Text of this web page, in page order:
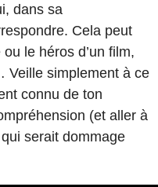
dans sa
Cela peut
le héros d’un film,
Veille simplement à ce
connu de ton
(et aller à
serait dommage